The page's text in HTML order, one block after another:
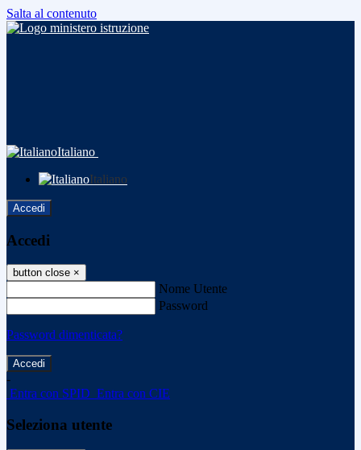
Salta al contenuto
Italiano
Italiano
Accedi
Accedi
button close ×
Nome Utente
Password
Password dimenticata?
-
Entra con SPID Entra con CIE
Seleziona utente